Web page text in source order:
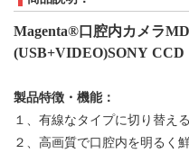
Magenta®口腔内カメラ
(USB+VIDEO)SONY CCD
製品特徴 ・機能：
１、 有線なタイプに切り替え
２、 高画質で口腔内を明るく